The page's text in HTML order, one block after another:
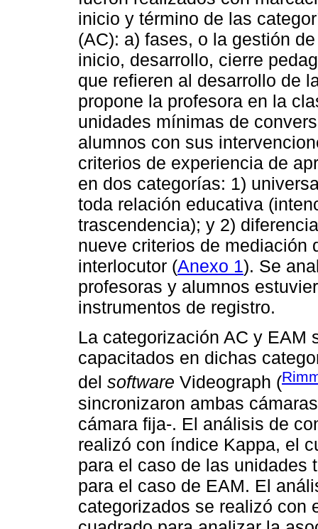
inicio y término de las
(AC): a) fases, o la gestión
inicio, desarrollo, cierre
que refieren al desarrollo de
propone la profesora en la
unidades mínimas de
alumnos con sus
criterios de experiencia de
en dos categorías: 1)
toda relación educativa
trascendencia); y 2)
nueve criterios de mediación
interlocutor (Anexo 1). Se
profesoras y alumnos
instrumentos de registro.
La categorización AC y EAM
capacitados en dichas
del software Videograph (
sincronizaron ambas
cámara fija-. El análisis de
realizó con índice Kappa, el
para el caso de las unidades
para el caso de EAM. El
categorizados se realizó con